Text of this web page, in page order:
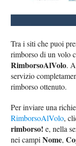
Tra i siti che puoi
rimborso di un volo
RimborsoAlVolo.
servizio
rimborso ottenuto.
Per inviare una
RimborsoAlVolo,
rimborso! e, nella
nei campiNome,